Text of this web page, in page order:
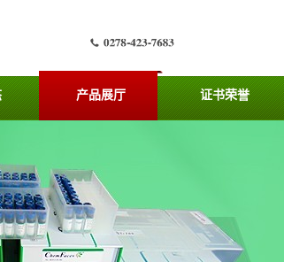
产品展厅 证书荣誉